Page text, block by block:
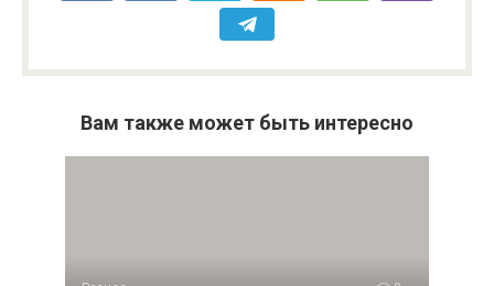
Вам также может быть интересно